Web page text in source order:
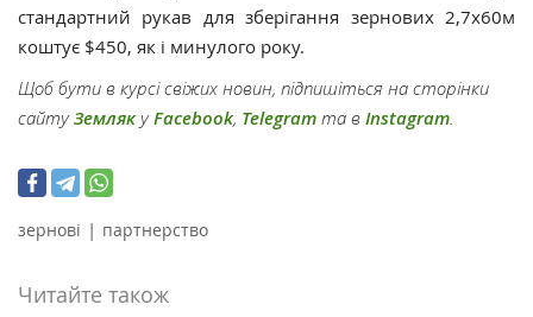
стандартний рукав для зберігання зернових 2,7х60м
коштує $450, як і минулого року.
Щоб бути в курсі свіжих новин, підпишіться на сторінки
сайтуЗемлякуFacebook, Telegram та в Instagram
зернові | партнерство
Читайте також